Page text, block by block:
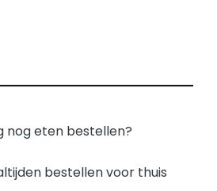
nog eten bestellen?
bestellen voor thuis